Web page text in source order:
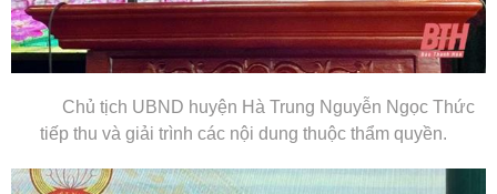
Chủ tịch UBND huyện Hà Trung Nguyễn Ngọc Thức
tiếp thu và giải trình các nội dung thuộc thẩm quyền.